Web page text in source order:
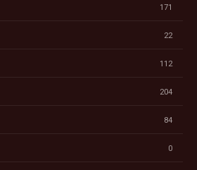
171
22
112
204
84
0